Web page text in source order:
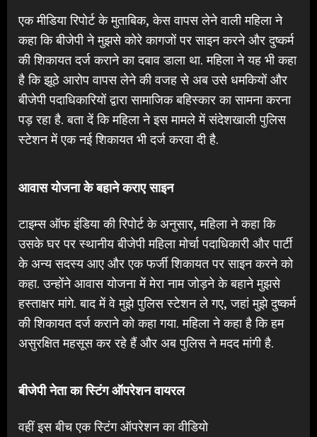
एक मीडिया रिपोर्ट के मुताबिक, केस वापस लेने वाली महिला ने
कहा कि बीजेपी ने मुझसे कोरे कागजों पर साइन करने और दुष्कर्म
की शिकायत दर्ज कराने का दबाव डाला था. महिला ने यह भी कहा
है कि झूठे आरोप वापस लेने की वजह से अब उसे धमकियों और
बीजेपी पदाधिकारियों द्वारा सामाजिक बहिस्कार का सामना करना
पड़ रहा है. बता दें कि महिला ने इस मामले में संदेशखाली पुलिस
स्टेशन में एक नई शिकायत भी दर्ज करवा दी है.
आवास योजना के बहाने कराए साइन
टाइम्स ऑफ इंडिया की रिपोर्ट के अनुसार, महिला ने कहा कि
उसके घर पर स्थानीय बीजेपी महिला मोर्चा पदाधिकारी और पार्टी
के अन्य सदस्य आए और एक फर्जी शिकायत पर साइन करने को
कहा. उन्होंने आवास योजना में मेरा नाम जोड़ने के बहाने मुझसे
हस्ताक्षर मांगे. बाद में वे मुझे पुलिस स्टेशन ले गए, जहां मुझे दुष्कर्म
की शिकायत दर्ज कराने को कहा गया. महिला ने कहा है कि हम
असुरक्षित महसूस कर रहे हैं और अब पुलिस ने मदद मांगी है.
बीजेपी नेता का स्टिंग ऑपरेशन वायरल
वहीं इस बीच एक स्टिंग ऑपरेशन का वीडियो